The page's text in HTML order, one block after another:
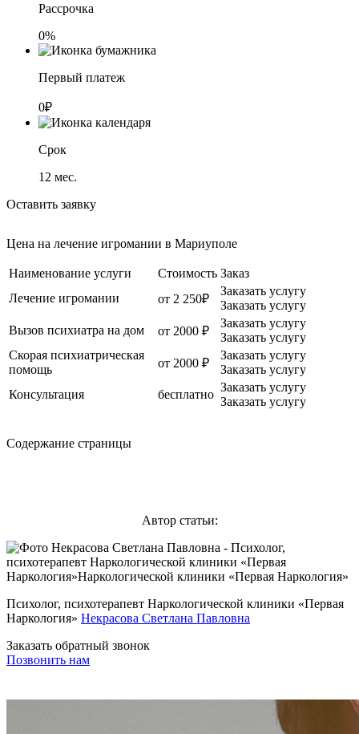
Рассрочка
0%
Первый платеж
0₽
Срок
12 мес.
Оставить заявку
Цена на лечение игромании в Мариуполе
Наименование услуги Стоимость Заказ
Лечение игромании
от 2 250₽
Заказать услугу
Заказать услугу
Вызов психиатра на дом
от 2000 ₽
Заказать услугу
Заказать услугу
Скорая психиатрическая
помощь
от 2000 ₽
Заказать услугу
Заказать услугу
Консультация
бесплатно
Заказать услугу
Заказать услугу
Содержание страницы
Автор статьи:
Психолог, психотерапевт Наркологической клиники «Первая
Наркология» Некрасова Светлана Павловна
Заказать обратный звонок
Позвонить нам